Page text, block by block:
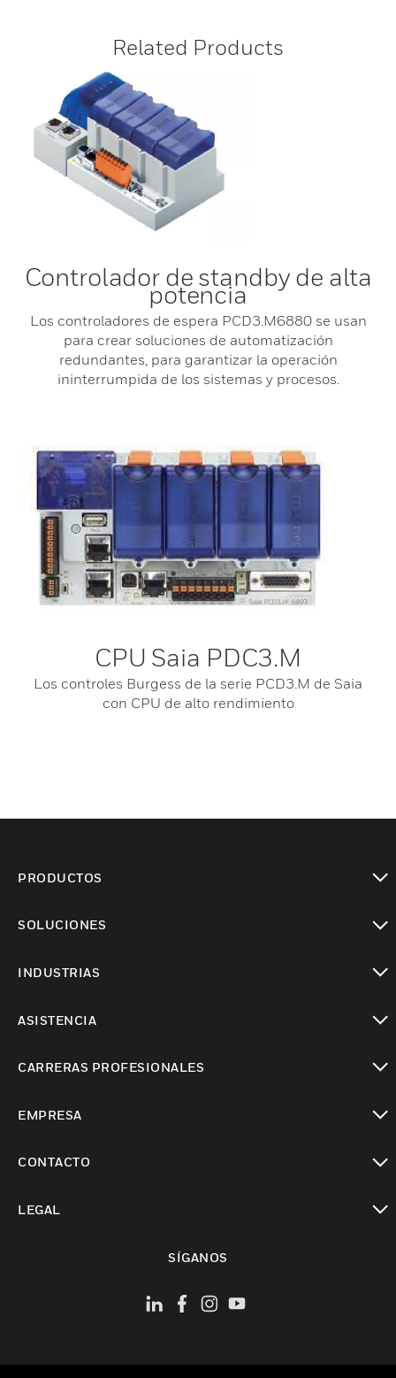
Related Products
Controlador de standby de alta
potencia
Los controladores de espera PCD3.M6880 se usan
para crear soluciones de automatización
redundantes, para garantizar la operación
ininterrumpida de los sistemas y procesos.
CPU Saia PDC3.M
Los controles Burgess de la serie PCD3.M de Saia
con CPU de alto rendimiento
PRODUCTOS
SOLUCIONES
INDUSTRIAS
ASISTENCIA
CARRERAS PROFESIONALES
EMPRESA
CONTACTO
LEGAL
SÍGANOS